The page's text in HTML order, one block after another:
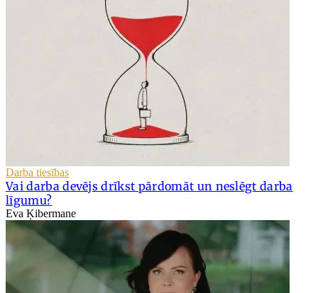
Darba tiesības
Vai darba devējs drīkst pārdomāt un neslēgt darba
līgumu?
Eva Ķibermane